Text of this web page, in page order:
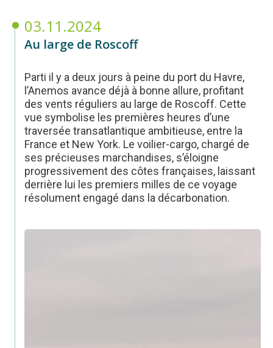
03.11.2024
Au large de Roscoff
Parti il y a deux jours à peine du port du Havre,
l’Anemos avance déjà à bonne allure, profitant
des vents réguliers au large de Roscoff. Cette
vue symbolise les premières heures d’une
traversée transatlantique ambitieuse, entre la
France et New York. Le voilier-cargo, chargé de
ses précieuses marchandises, s’éloigne
progressivement des côtes françaises, laissant
derrière lui les premiers milles de ce voyage
résolument engagé dans la décarbonation.